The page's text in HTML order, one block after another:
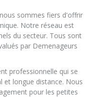
sommes fiers d'offrir
Notre réseau est
du secteur. Tous sont
par Demenageurs
professionnelle qui se
et longue distance. Nous
pour les petites